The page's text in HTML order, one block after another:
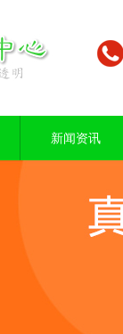
新闻资讯